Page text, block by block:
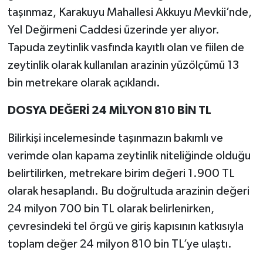
taşınmaz, Karakuyu Mahallesi Akkuyu Mevkii’nde,
Yel Değirmeni Caddesi üzerinde yer alıyor.
Tapuda zeytinlik vasfında kayıtlı olan ve fiilen de
zeytinlik olarak kullanılan arazinin yüzölçümü 13
bin metrekare olarak açıklandı.
DOSYA DEĞERİ 24 MİLYON 810 BİN TL
Bilirkişi incelemesinde taşınmazın bakımlı ve
verimde olan kapama zeytinlik niteliğinde olduğu
belirtilirken, metrekare birim değeri 1.900 TL
olarak hesaplandı. Bu doğrultuda arazinin değeri
24 milyon 700 bin TL olarak belirlenirken,
çevresindeki tel örgü ve giriş kapısının katkısıyla
toplam değer 24 milyon 810 bin TL’ye ulaştı.